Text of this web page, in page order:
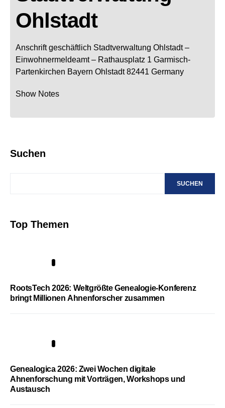
Ohlstadt
Anschrift geschäftlich Stadtverwaltung Ohlstadt –
Einwohnermeldeamt – Rathausplatz 1 Garmisch-
Partenkirchen Bayern Ohlstadt 82441 Germany
Show Notes
Suchen
SUCHEN
Top Themen
RootsTech 2026: Weltgrößte Genealogie-Konferenz
bringt Millionen Ahnenforscher zusammen
Genealogica 2026: Zwei Wochen digitale
Ahnenforschung mit Vorträgen, Workshops und
Austausch